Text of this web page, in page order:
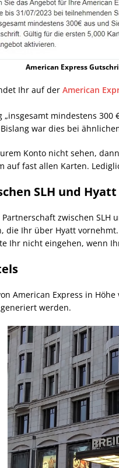
American Express
Ihr auf der American
mindestens 300
war dies bei
Konto nicht sehen,
auf fast allen Karten.
SLH und Hyatt
zwischen SLH
die Ihr über Hyatt
Ihr nicht eingehen, wenn
American Express in Höhe
werden.